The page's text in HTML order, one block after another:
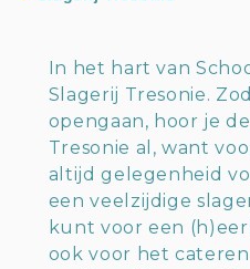
In het hart van
Slagerij Tresonie.
opengaan, hoor je
Tresonie al, want
altijd gelegenheid
een veelzijdige
kunt voor een
ook voor het